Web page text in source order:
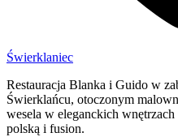
Świerklaniec
Restauracja Blanka i Guido w
Świerklańcu, otoczonym
wesela w eleganckich
polską i fusion.